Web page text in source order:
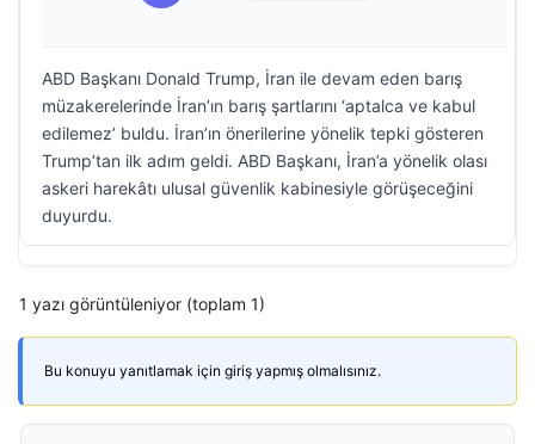
ABD Başkanı Donald Trump, İran ile devam eden barış
müzakerelerinde İran’ın barış şartlarını ‘aptalca ve kabul
edilemez’ buldu. İran’ın önerilerine yönelik tepki gösteren
Trump’tan ilk adım geldi. ABD Başkanı, İran’a yönelik olası
askeri harekâtı ulusal güvenlik kabinesiyle görüşeceğini
duyurdu.
1 yazı görüntüleniyor (toplam 1)
Bu konuyu yanıtlamak için giriş yapmış olmalısınız.